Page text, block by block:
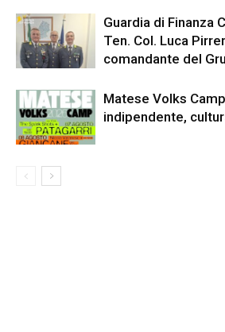
Guardia di Finanza
Ten. Col. Luca
comandante del
Matese Volks
indipendente,